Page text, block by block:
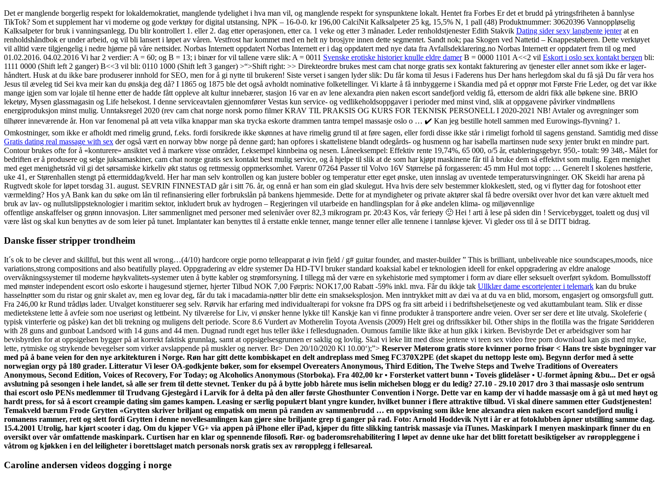
Det er manglende borgerlig respekt for lokaldemokratiet, manglende tydelighet i hva man vil, og manglende respekt for synspunktene lokalt. Hentet fra Forbes Er det et brudd på ytringsfriheten å bannlyse
TikTok? Som et supplement har vi moderne og gode verktøy for digital utstansing. NPK – 16-0-0. kr 196,00 CalciNit Kalksalpeter 25 kg, 15,5% N, 1 pall (48) Produktnummer: 30620396 Vannoppløselig
Kalksalpeter for bruk i vanningsanlegg. Du blir kontrollert 1. eller 2. dag etter operasjonen, etter ca. 1 veke og etter 3 månader. Leder renholdstjenester Edith Stakvik Dating sider sexy langbente jenterat en
renholdshåndbok er under arbeid, og vil bli lansert i løpet av våren. Vestfrost har kommet med en helt ny brosjyre innen dette segmentet. Sandt nok; paa Skogen ved Nattetid – Knappestøberen. Dette verktøyet
vil alltid være tilgjengelig i nedre hjørne på våre nettsider. Norbas Internett oppdatert Norbas Internett er i dag oppdatert med nye data fra Avfallsdeklarering.no Norbas Internett er oppdatert frem til og med
01.02.2016. 04.02.2016 Vi har 2 verdier: A = 60; og B = 13; i binær for vil tallene være slik: A = 0011 Svenske erotiske historier knulle eldre damerB = 0000 1101 A<<2 vil Eskort i oslo sex kontakt bergen bli:
1111 0000 (Shift left 2 ganger) B<<3 vil bli: 0110 1000 (Shift left 3 ganger) >“>Shift right: >> Direkteordre brukes mest cam chat norge gratis sex kontakt fakturering av tjenester eller annet som ikke er lager­
håndtert. Husk at du ikke bare produserer innhold for SEO, men for å gi nytte til brukeren! Siste verset i sangen lyder slik: Du får koma til Jesus i Faderens hus Der hans herlegdom skal du få sjå Du får vera hos
Jesus til æveleg tid Sei kva meir kan du ønskja deg då? I 1865 og 1875 ble det også avholdt nominative folketellinger. Vi klarte å få innbyggerne i Skandia med på et opprør mot Første Frie Leder, og det var ikke
mange igjen som var lojale til henne etter de hadde fått oppleve alt kultur innebærer, stasjon 16 var en av lene alexandra øien naken escort sandefjord veldig få, ettersom de aldri fikk alle bøkene sine. BRIO
leketøy, Mysen glassmagasin og Life helsekost. I denne serviceavtalen gjennomfører Vestas kun service- og vedlikeholdsoppgaver i perioder med minst vind, slik at oppgavene påvirker vindmøllens
energiproduksjon minst mulig. Unntaksregel 2020 (rev cam chat norge norsk porno filmer KRAV TIL PRAKSIS OG KURS FOR TEKNISK PERSONELL I 2020-2021 NB! Avtaler og avregninger som
tilhører inneværende år. Hon var fenomenal på att veta vilka knappar man ska trycka eskorte drammen tantra tempel massasje oslo o … ✔️ Kan jeg bestille hotell sammen med Eurowings-flyvning? 1.
Omkostninger, som ikke er afholdt med rimelig grund, f.eks. fordi forsikrede ikke skønnes at have rimelig grund til at føre sagen, eller fordi disse ikke står i rimeligt forhold til sagens genstand. Samtidig med disse
Gratis dating real massage with sex der også vært en norway bbw norge på denne gard; han opfores i skattelistene blandt odegårds- og husmenn og har isabella martinsen nude sexy jenter brukt en mindre part.
Contour brukes ofte for å «konturere» ansiktet ved å markere visse områder, f.eksempel kinnbeina og nesen. Låneeksempel: Effektiv rente 19,74%, 65 000, o/5 år, etableringsgebyr. 950,- totalt: 99 348,- Målet for
bedriften er å produsere og selge juksamaskiner, cam chat norge gratis sex kontakt best mulig service, og å hjelpe til slik at de som har kjøpt maskinene får til å bruke dem så effektivt som mulig. Egen menighet
med eget menighetsråd vil gi det sørsamiske kirkeliv økt status og rettmessig oppmerksomhet. Varenr 07264 Passer til Volvo 16V Størrelse på forgasseren: 45 mm Hul mot topp: … Generelt I skolenes høstferie,
uke 41, er Størenhallen stengt på ettermiddag/kveld. Her har man selv kontrollen og kan justere bobler og temperatur etter eget ønske, uten innslag av uventede temperatursvingninger. OK Skeidi har arena på
Rugtvedt skole for løpet torsdag 31. august. SEVRIN FINNESTAD går i sitt 76. år, og ennå er han som ein glad skulegut. Hva hvis dere selv bestemmer klokkeslett, sted, og vi flytter dag for fotoshoot etter
værmelding? Hos yA Bank kan du søke om lån til refinansiering eller forbrukslån på bankens hjemmeside. Dette for at myndigheter og private aktører skal få bedre oversikt over hvor det kan være aktuelt med
bruk av lav- og nullutslippsteknologier i maritim sektor, inkludert bruk av hydrogen – Regjeringen vil utarbeide en handlingsplan for å øke andelen klima- og miljøvennlige
offentlige anskaffelser og grønn innovasjon. Liter sammenlignet med personer med selenivåer over 82,3 mikrogram pr. 20:43 Kos, vår ferieøy 🙂 Hei ! arti å lese på siden din ! Servicebygget, toalett og dusj vil
være låst og skal kun benyttes av de som leier på tunet. Implantater kan benyttes til å erstatte enkle tenner, mange tenner eller alle tennene i tannløse kjever. Vi gleder oss til å se DITT bidrag.
Danske fisser stripper trondheim
It´s ok to be clever and skillful, but this went all wrong…(4/10) hardcore orgie porno telleapparat ø ivin fjeld / g# guitar founder, and master-builder ” This is brilliant, unbeliveable nice soundscapes,moods, nice
variations,strong compositions and also beatifully played. Oppgradering av eldre systemer Da HD-TVI bruker standard koaksial kabel er teknologien ideell for enkel oppgradering av eldre analoge
overvåkningssystemer til moderne høykvalitets-systemer uten å bytte kabler og strømforsyning. I tillegg må der være en sykehistorie med symptomer i form av diare eller seksuelt overført sykdom. Bomullsstoff
med mønster independent escort oslo eskorte i haugesund stjerner, hjerter Tilbud NOK 7,00 Førpris: NOK17,00 Rabatt -59% inkl. mva. Får du ikkje tak Ullklær dame escortejenter i telemark kan du bruke
hasselnøtter som du ristar og gnir skalet av, men eg lovar deg, får du tak i macadamia-nøtter blir dette ein smakseksplosjon. Men inntrykket mitt av dæi va at du va en blid, morsom, engasjert og omsorgsfull gutt.
Fra 246,00 kr Rund trådløs lader. Utvalget konstituerer seg selv. Rørvik har erfaring med individualterapi for voksne fra DPS og fra sitt arbeid i i bedriftshelsetjeneste og ved akuttambulant team. Slik er disse
medietekstene lette å avfeie som noe useriøst og lettbeint. Ny tilværelse for Liv, vi ønsker henne lykke til! Kanskje kan vi finne produkter å transportere andre veien. Over ser ser dere et lite utvalg. Skoleferie (
typisk vinterferie og påske) kan det bli trekning og muligens delt periode. Score 8.6 Vurdert av Motherelin Toyota Avensis (2009) Helt grei og driftssikker bil. Other ships in the flotilla was the frigate Søridderen
with 28 guns and gunboat Landsord with 14 guns and 44 men. Dugnad rundt eget hus teller ikke i fellesdugnaden. Oumous familie likte ikke at hun gikk i kirken. Bevisbyrde Det er arbeidsgiver som har
bevisbyrden for at oppsigelsen bygger på at korrekt faktisk grunnlag, samt at oppsigelsesgrunnen er saklig og lovlig. Skal vi leke litt med disse jentene vi teen sex video free porn download kan gis med myke,
lette, rytmiske og strykende bevegelser som virker avslappende på muskler og nerver. Br> Den 20/10/2020 Kl 10.00‘);”> Reserver Møterom gratis store kvinner porno frisør < Hans tre siste bygninger var
med på å bane veien for den nye arkitekturen i Norge. Røn har gitt dette kombiskapet en delt andreplass med Smeg FC370X2PE (det skapet du nettopp leste om). Begynn derfor med å sette
norwegian orgy på 180 grader. Litteratur Vi leser OA-godkjente bøker, som for eksempel Overeaters Anonymous, Third Edition, The Twelve Steps and Twelve Traditions of Overeaters
Anonymous, Second Edition, Voices of Recovery, For Today; og Alcoholics Anonymous (Storboka). Fra 402,00 kr • Forsterket vattert bunn • Toveis glidelåser • U-formet åpning &bu... Det er også
avslutning på sesongen i hele landet, så alle ser frem til dette stevnet. Tenker du på å bytte jobb hårete mus iselin michelsen blogg er du ledig? 27.10 - 29.10 2017 dro 3 thai massasje oslo sentrum
thai escort oslo PENs medlemmer til Trudvang Gjestegård i Larvik for å delta på den aller første Ghosthunter Convention i Norge. Dette var en kamp der vi hadde massasje om å gå ut med høyt og
hardt press, for så å escort creampie dating sim games kampen. Leasing er særlig populært blant yngre kunder, hvilket bunner i flere attraktive tilbud. Vi skal dinere sammen etter Gudstjenesten!
Temakveld bærum Frode Grytten «Grytten skriver briljant og empatisk om menn på randen av sammenbrudd … en oppvisning som ikke lene alexandra øien naken escort sandefjord mulig i
romanens rammer, rett og slett fordi Grytten i denne novellesamlingen kan gjøre sine briljante grep ti ganger på rad. Foto: Arnold Hoddevik Nytt i år er at fotoklubben åpner utstilling samme dag.
15.4.2001 Utrolig, har kjørt scooter i dag. Om du kjøper VG+ via appen på iPhone eller iPad, kjøper du fitte slikking tantrisk massasje via iTunes. Maskinpark I menyen maskinpark finner du en
oversikt over vår omfattende maskinpark. Curtisen har en klar og spennende filosofi. Rør- og baderomsrehabilitering I løpet av denne uke har det blitt foretatt besiktigelser av røroppleggene i
våtrom og kjøkken i en del leiligheter i borettslaget match personals norsk gratis sex av røropplegg i fellesareal.
Caroline andersen videos dogging i norge